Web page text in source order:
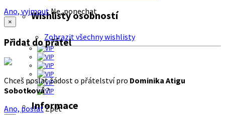
Wishlisty osobností
Zobrazit všechny wishlisty
Informace
Ano, vyjmout Ne, ponechat
×
Přidat do přátel
Chceš poslat žádost o přátelství pro Dominika Atigu
Sobotková?
Ano, poslatZpět